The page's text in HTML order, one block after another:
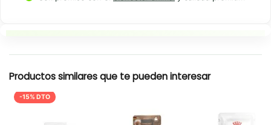
Productos similares que te pueden interesar
-15% DTO